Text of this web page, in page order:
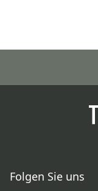
Folgen Sie uns